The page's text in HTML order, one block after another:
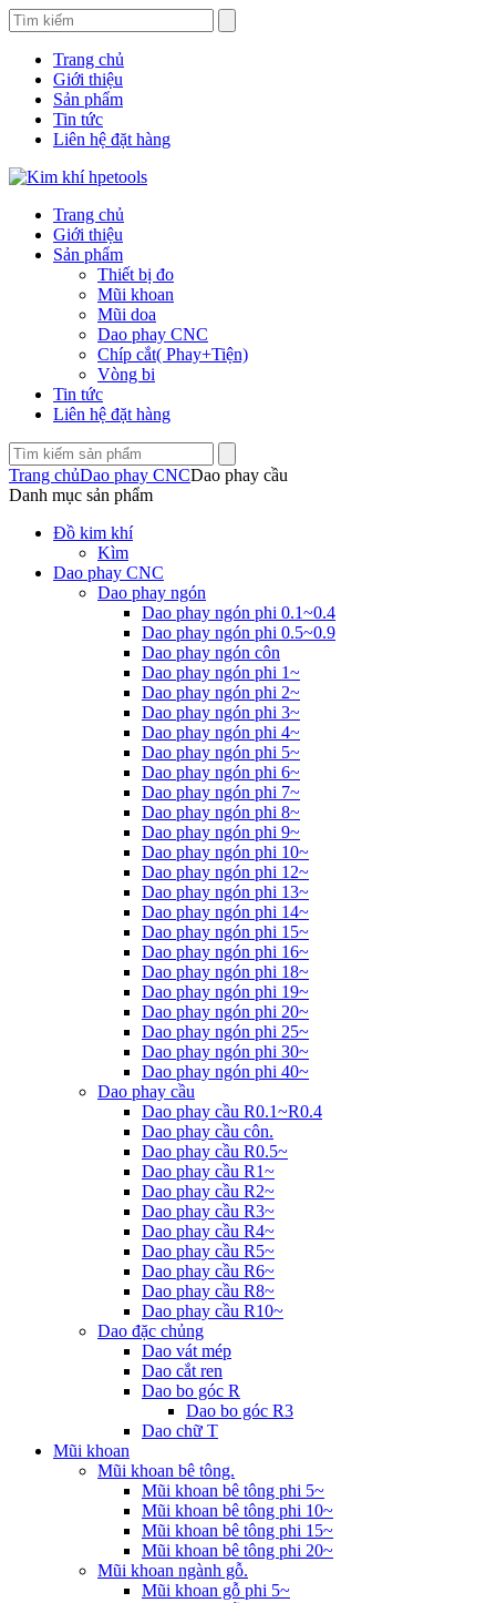
Trang chủ
Giới thiệu
Sản phẩm
Tin tức
Liên hệ đặt hàng
Trang chủ
Giới thiệu
Sản phẩm
Thiết bị đo
Mũi khoan
Mũi doa
Dao phay CNC
Chíp cắt( Phay+Tiện)
Vòng bi
Tin tức
Liên hệ đặt hàng
Trang chủDao phay CNCDao phay cầu
Danh mục sản phẩm
Đồ kim khí
Kìm
Dao phay CNC
Dao phay ngón
Dao phay ngón phi 0.1~0.4
Dao phay ngón phi 0.5~0.9
Dao phay ngón côn
Dao phay ngón phi 1~
Dao phay ngón phi 2~
Dao phay ngón phi 3~
Dao phay ngón phi 4~
Dao phay ngón phi 5~
Dao phay ngón phi 6~
Dao phay ngón phi 7~
Dao phay ngón phi 8~
Dao phay ngón phi 9~
Dao phay ngón phi 10~
Dao phay ngón phi 12~
Dao phay ngón phi 13~
Dao phay ngón phi 14~
Dao phay ngón phi 15~
Dao phay ngón phi 16~
Dao phay ngón phi 18~
Dao phay ngón phi 19~
Dao phay ngón phi 20~
Dao phay ngón phi 25~
Dao phay ngón phi 30~
Dao phay ngón phi 40~
Dao phay cầu
Dao phay cầu R0.1~R0.4
Dao phay cầu côn.
Dao phay cầu R0.5~
Dao phay cầu R1~
Dao phay cầu R2~
Dao phay cầu R3~
Dao phay cầu R4~
Dao phay cầu R5~
Dao phay cầu R6~
Dao phay cầu R8~
Dao phay cầu R10~
Dao đặc chủng
Dao vát mép
Dao cắt ren
Dao bo góc R
Dao bo góc R3
Dao chữ T
Mũi khoan
Mũi khoan bê tông.
Mũi khoan bê tông phi 5~
Mũi khoan bê tông phi 10~
Mũi khoan bê tông phi 15~
Mũi khoan bê tông phi 20~
Mũi khoan ngành gỗ.
Mũi khoan gỗ phi 5~